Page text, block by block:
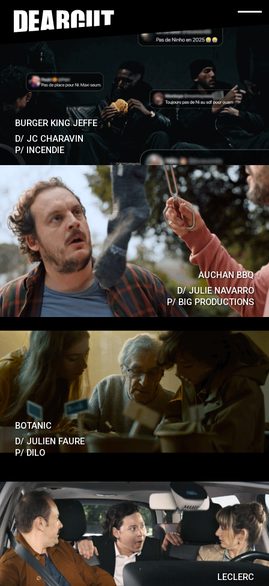
Skip to main content
BURGER KING JEFFE
D/ JC CHARAVIN
P/ INCENDIE
AUCHAN BBQ
D/JULIE NAVARRO
P/BIG PRODUCTIONS
BOTANIC
D/JULIEN FAURE
P/DILO
LECLERC